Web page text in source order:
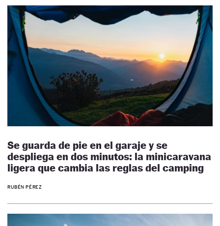
Se guarda de pie en el garaje y se
despliega en dos minutos: la minicaravana
ligera que cambia las reglas del camping
RUBÉN PÉREZ